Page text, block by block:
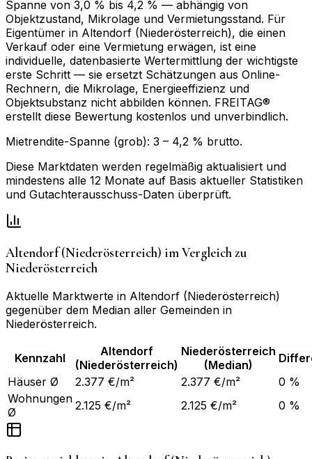
Spanne von 3,0 % bis 4,2 % — abhängig von
Objektzustand, Mikrolage und Vermietungsstand. Für
Eigentümer in Altendorf (Niederösterreich), die einen
Verkauf oder eine Vermietung erwägen, ist eine
individuelle, datenbasierte Wertermittlung der wichtigste
erste Schritt — sie ersetzt Schätzungen aus Online-
Rechnern, die Mikrolage, Energieeffizienz und
Objektsubstanz nicht abbilden können. FREITAG®
erstellt diese Bewertung kostenlos und unverbindlich.
Mietrendite-Spanne (grob): 3 – 4,2 % brutto.
Diese Marktdaten werden regelmäßig aktualisiert und
mindestens alle 12 Monate auf Basis aktueller Statistiken
und Gutachterausschuss-Daten überprüft.
Altendorf (Niederösterreich) im Vergleich zu
Niederösterreich
Aktuelle Marktwerte in Altendorf (Niederösterreich)
gegenüber dem Median aller Gemeinden in
Niederösterreich.
Kennzahl
Altendorf
(Niederösterreich)
Niederösterreich
(Median)
Häuser Ø
2.377 €/m² 2.377 €/m²
0 %
Wohnungen
Ø
2.125 €/m² 2.125 €/m² 0 %